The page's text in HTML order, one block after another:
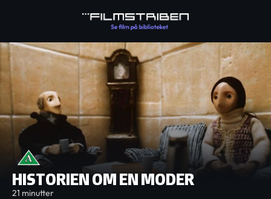
HISTORIEN OM EN MODER
21 minutter